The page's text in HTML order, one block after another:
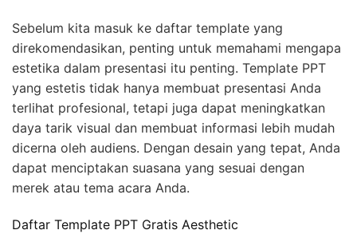
Sebelum kita masuk ke daftar template yang
direkomendasikan, penting untuk memahami mengapa
estetika dalam presentasi itu penting. Template PPT
yang estetis tidak hanya membuat presentasi Anda
terlihat profesional, tetapi juga dapat meningkatkan
daya tarik visual dan membuat informasi lebih mudah
dicerna oleh audiens. Dengan desain yang tepat, Anda
dapat menciptakan suasana yang sesuai dengan
merek atau tema acara Anda.
Daftar Template PPT Gratis Aesthetic